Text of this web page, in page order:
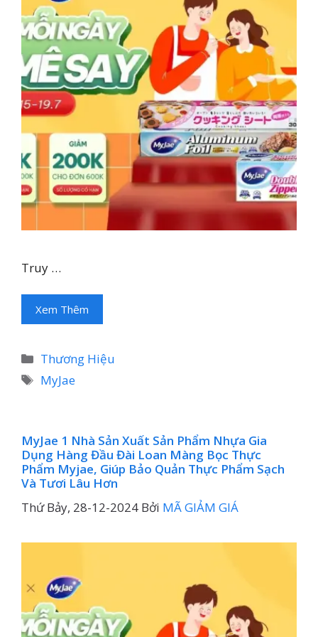
Truy …
Xem Thêm
Danh
mục
Thương Hiệu
Thẻ
MyJae
MyJae 1 Nhà Sản Xuất Sản Phẩm Nhựa Gia
Dụng Hàng Đầu Đài Loan Màng Bọc Thực
Phẩm Myjae, Giúp Bảo Quản Thực Phẩm Sạch
Và Tươi Lâu Hơn
Thứ Bảy, 28-12-2024 Bởi MÃ GIẢM GIÁ